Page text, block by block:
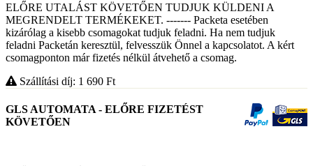
ELŐRE UTALÁST KÖVETŐEN TUDJUK KÜLDENI A
MEGRENDELT TERMÉKEKET. ------- Packeta esetében
kizárólag a kisebb csomagokat tudjuk feladni. Ha nem tudjuk
feladni Packetán keresztül, felvesszük Önnel a kapcsolatot. A kért
csomagponton már fizetés nélkül átvehető a csomag.
Szállítási díj: 1 690 Ft
GLS AUTOMATA - ELŐRE FIZETÉST
KÖVETŐEN